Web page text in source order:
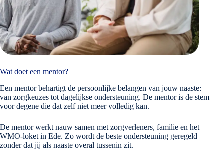
Wat doet een mentor?
Een mentor behartigt de persoonlijke belangen van jouw naaste:
van zorgkeuzes tot dagelijkse ondersteuning. De mentor is de stem
voor degene die dat zelf niet meer volledig kan.
De mentor werkt nauw samen met zorgverleners, familie en het
WMO-loket in Ede. Zo wordt de beste ondersteuning geregeld
zonder dat jij als naaste overal tussenin zit.